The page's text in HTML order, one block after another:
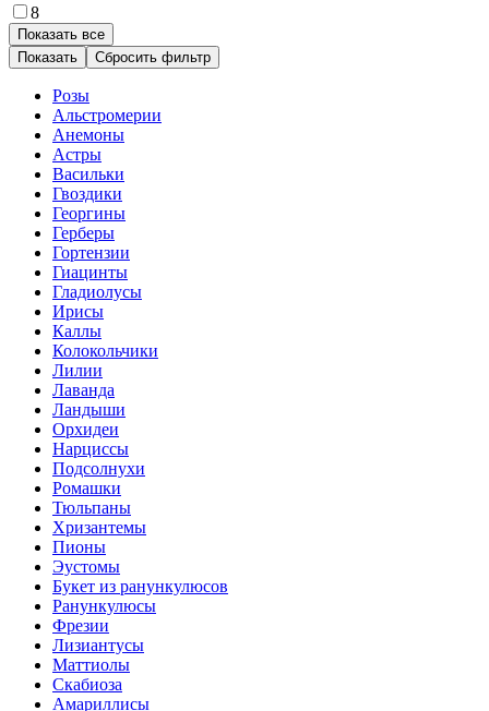
8
Показать все
Сбросить фильтр
Розы
Альстромерии
Анемоны
Астры
Васильки
Гвоздики
Георгины
Герберы
Гортензии
Гиацинты
Гладиолусы
Ирисы
Каллы
Колокольчики
Лилии
Лаванда
Ландыши
Орхидеи
Нарциссы
Подсолнухи
Ромашки
Тюльпаны
Хризантемы
Пионы
Эустомы
Букет из ранункулюсов
Ранункулюсы
Фрезии
Лизиантусы
Маттиолы
Скабиоза
Амариллисы